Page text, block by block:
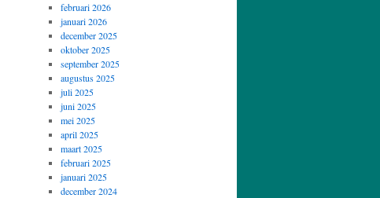
februari 2026
januari 2026
december 2025
oktober 2025
september 2025
augustus 2025
juli 2025
juni 2025
mei 2025
april 2025
maart 2025
februari 2025
januari 2025
december 2024